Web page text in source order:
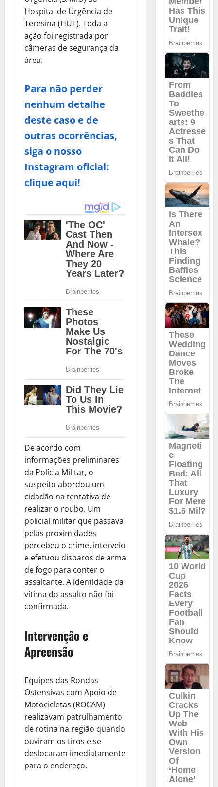
Hospital de Urgência de
Teresina (HUT). Toda a
ação foi registrada por
câmeras de segurança da
área.
Para não perder
nenhum detalhe
deste caso e de
outras ocorrências,
siga o nosso
Instagram oficial:
clique aqui!
De acordo com
informações preliminares
da Polícia Militar, o
suspeito abordou um
cidadão na tentativa de
realizar o roubo. Um
policial militar que passava
pelas proximidades
percebeu o crime, interveio
e efetuou disparos de arma
de fogo para conter o
assaltante. A identidade da
vítima do assalto não foi
confirmada.
Intervenção e
Apreensão
Equipes das Rondas
Ostensivas com Apoio de
Motocicletas (ROCAM)
realizavam patrulhamento
de rotina na região quando
ouviram os tiros e se
deslocaram imediatamente
para o endereço.